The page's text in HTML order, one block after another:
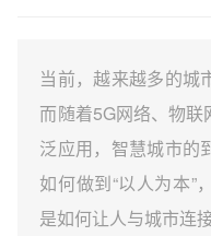
当前，越来越多的城
而随着5G网络、物
泛应用，智慧城市的
如何做到“以人为本”
是如何让人与城市连